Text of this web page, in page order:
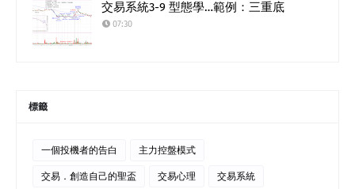
交易系統3-9 型態學…範例：三重底
07:30
標籤
一個投機者的告白 主力控盤模式
交易．創造自己的聖盃 交易心理 交易系統